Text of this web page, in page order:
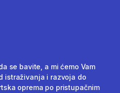
se bavite, a mi ćemo Vam
istraživanja i razvoja do
oprema po pristupačnim